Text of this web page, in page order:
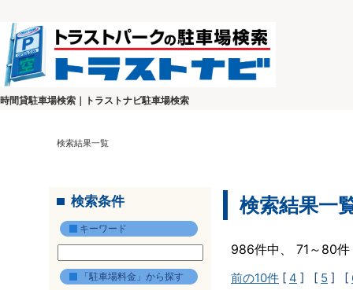
時間貸駐車場検索｜トラストナビ駐車場検索
検索結果一覧
検索条件
キーワード
「駐車場料金」から探す
検索結果一
986件中、 71～80
前の10件 [ 4 ] [ 5 ] [